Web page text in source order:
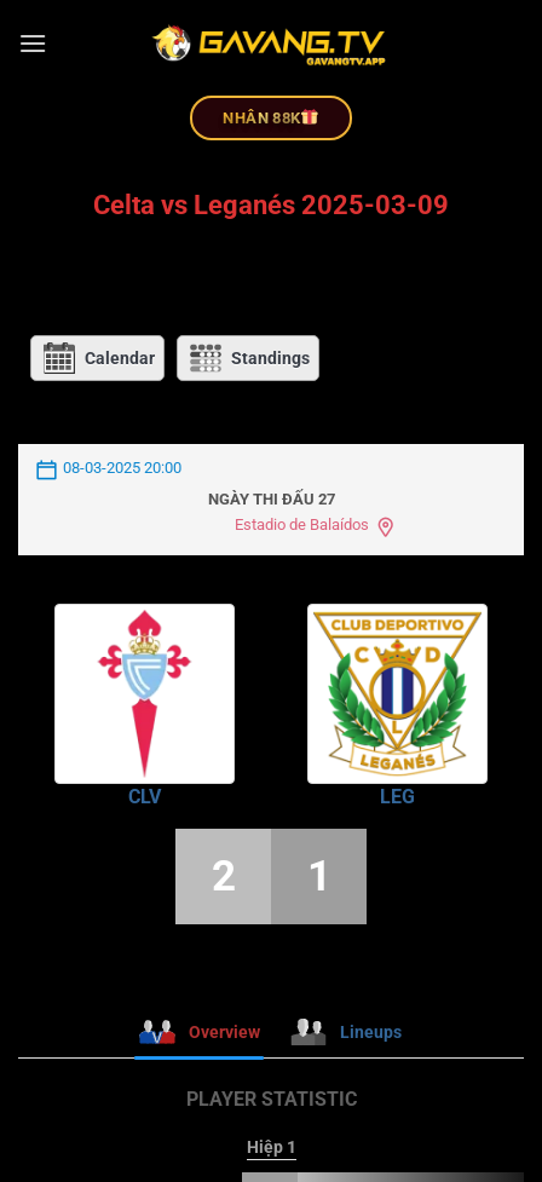
NHÂN 88K
Celta vs Leganés 2025-03-09
Calendar Standings
08-03-2025 20:00
NGÀY THI ĐẤU 27
Estadio de Balaídos
CLV LEG
2 1
Overview Lineups
PLAYER STATISTIC
Hiệp 1